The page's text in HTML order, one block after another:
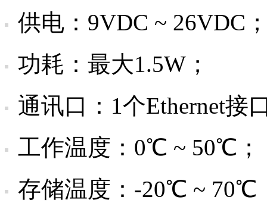
供电：9VDC ~ 26VDC
功耗：最大1.5W；
通讯口：1个Ethernet接
工作温度：0℃ ~ 50℃；
存储温度：-20℃ ~ 70℃